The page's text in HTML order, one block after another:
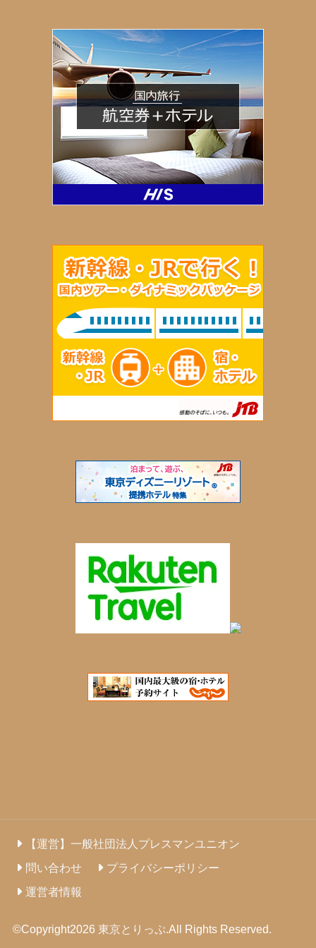
【運営】一般社団法人プレスマンユニオン
問い合わせ
プライバシーポリシー
運営者情報
©Copyright2026 東京とりっぷ.All Rights Reserved.